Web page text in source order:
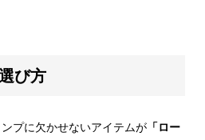
び方
プに欠かせないアイテムが「ロー